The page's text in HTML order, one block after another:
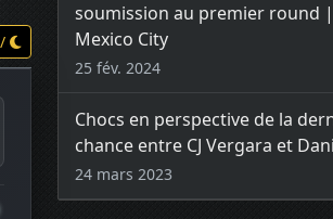
/
soumission au premier round |
Mexico City
25 fév. 2024
Chocs en perspective de la
chance entre CJ Vergara et
24 mars 2023